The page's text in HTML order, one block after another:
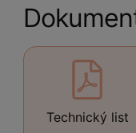
Technický list